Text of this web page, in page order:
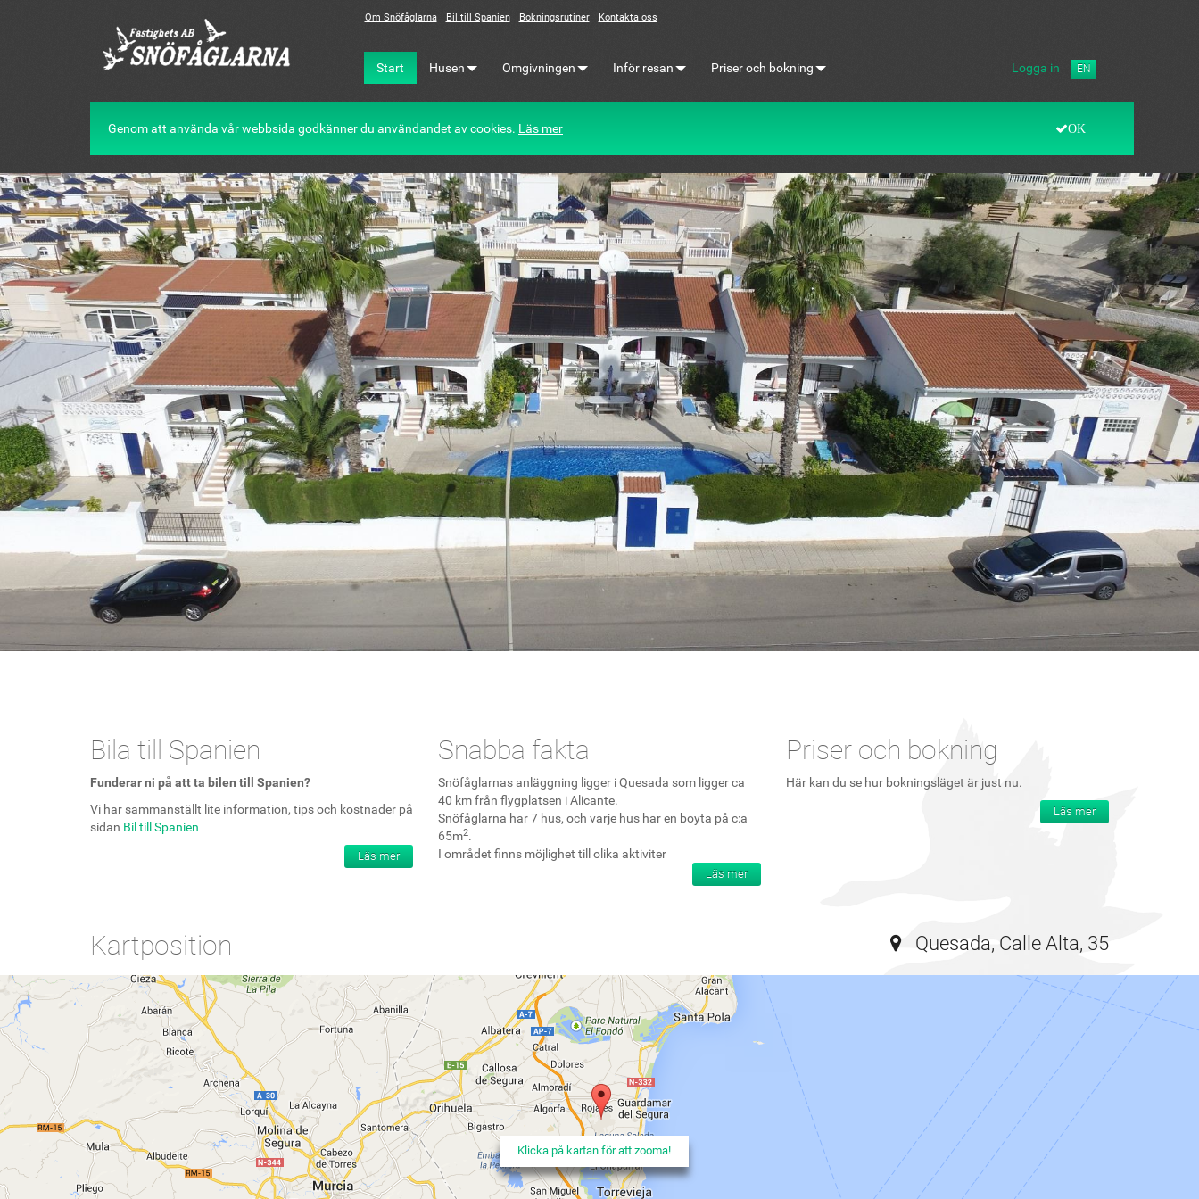
Om Snöfåglarna Bil till Spanien Bokningsrutiner Kontakta oss
Start Husen Omgivningen Inför resan Priser och bokning Logga in EN
Genom att använda vår webbsida godkänner du användandet av cookies. Läs mer OK
Bila till Spanien
Funderar ni på att ta bilen till Spanien?
Vi har sammanställt lite information, tips och kostnader på
sidan Bil till Spanien
Läs mer
Snabba fakta
Snöfåglarnas anläggning ligger i Quesada som ligger ca
40 km från flygplatsen i Alicante.
Snöfåglarna har 7 hus, och varje hus har en boyta på c:a
65m2.
I området finns möjlighet till olika aktiviter
Läs mer
Priser och bokning
Här kan du se hur bokningsläget är just nu.
Läs mer
Kartposition Quesada, Calle Alta, 35
Klicka på kartan för att zooma!